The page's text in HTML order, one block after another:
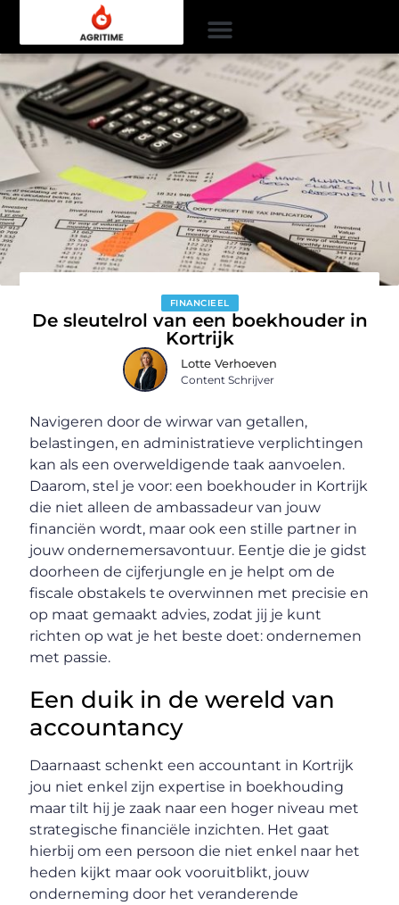
FINANCIEEL
De sleutelrol van een boekhouder in
Kortrijk
Lotte Verhoeven
Content Schrijver
Navigeren door de wirwar van getallen,
belastingen, en administratieve verplichtingen
kan als een overweldigende taak aanvoelen.
Daarom, stel je voor: een boekhouder in Kortrijk
die niet alleen de ambassadeur van jouw
financiën wordt, maar ook een stille partner in
jouw ondernemersavontuur. Eentje die je gidst
doorheen de cijferjungle en je helpt om de
fiscale obstakels te overwinnen met precisie en
op maat gemaakt advies, zodat jij je kunt
richten op wat je het beste doet: ondernemen
met passie.
Een duik in de wereld van
accountancy
Daarnaast schenkt een accountant in Kortrijk
jou niet enkel zijn expertise in boekhouding
maar tilt hij je zaak naar een hoger niveau met
strategische financiële inzichten. Het gaat
hierbij om een persoon die niet enkel naar het
heden kijkt maar ook vooruitblikt, jouw
onderneming door het veranderende